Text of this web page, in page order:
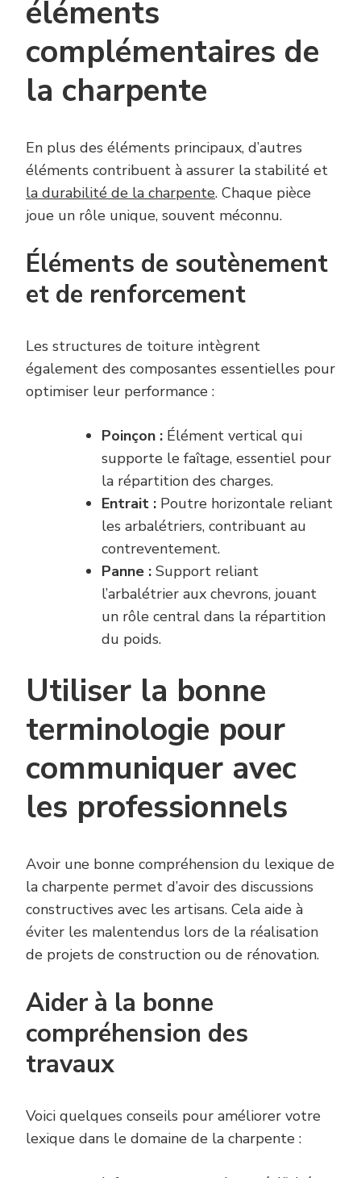
éléments
complémentaires de
la charpente
En plus des éléments principaux, d’autres
éléments contribuent à assurer la stabilité et
la durabilité de la charpente. Chaque pièce
joue un rôle unique, souvent méconnu.
Éléments de soutènement
et de renforcement
Les structures de toiture intègrent
également des composantes essentielles pour
optimiser leur performance :
Poinçon : Élément vertical qui
supporte le faîtage, essentiel pour
la répartition des charges.
Entrait : Poutre horizontale reliant
les arbalétriers, contribuant au
contreventement.
Panne : Support reliant
l’arbalétrier aux chevrons, jouant
un rôle central dans la répartition
du poids.
Utiliser la bonne
terminologie pour
communiquer avec
les professionnels
Avoir une bonne compréhension du lexique de
la charpente permet d’avoir des discussions
constructives avec les artisans. Cela aide à
éviter les malentendus lors de la réalisation
de projets de construction ou de rénovation.
Aider à la bonne
compréhension des
travaux
Voici quelques conseils pour améliorer votre
lexique dans le domaine de la charpente :